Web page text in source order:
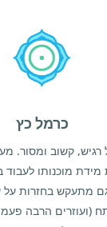
כרמל כץ
רגיש, קשוב ומסור.
מידת מוכנותו
מתעקש בחזרות על
(ועוזרים הרבה